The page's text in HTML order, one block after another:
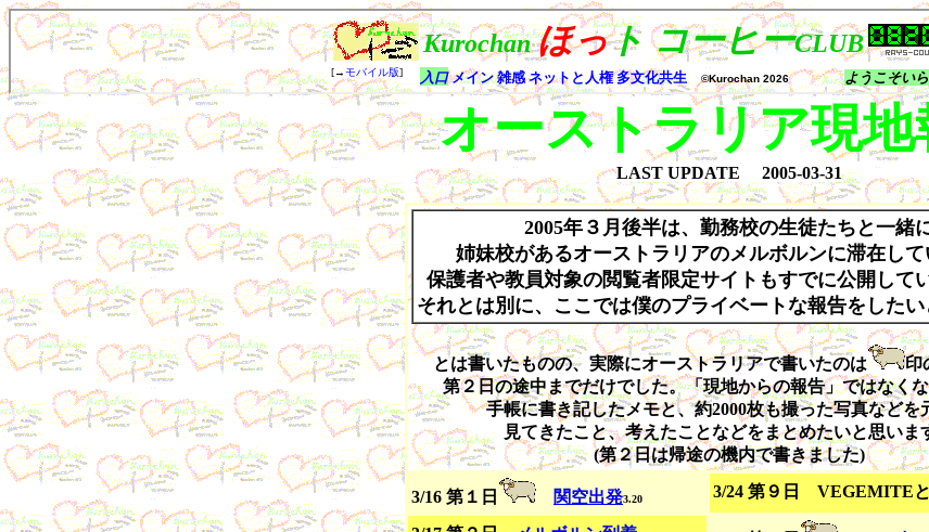
オーストラリア現地
LAST UPDATE 2005-03-31
2005年３月後半は、勤務校の生徒たちと一緒
姉妹校があるオーストラリアのメルボルンに滞在して
保護者や教員対象の閲覧者限定サイトもすでに公開して
それとは別に、ここでは僕のプライベートな報告をしたい
とは書いたものの、実際にオーストラリアで書いたのは
印
第２日の途中までだけでした。「現地からの報告」ではなく
手帳に書き記したメモと、約2000枚も撮った写真などを
見てきたこと、考えたことなどをまとめたいと思いま
(第２日は帰途の機内で書きました)
3/16 第１日 関空出発3.20 3/24 第９日 VEGEMITE